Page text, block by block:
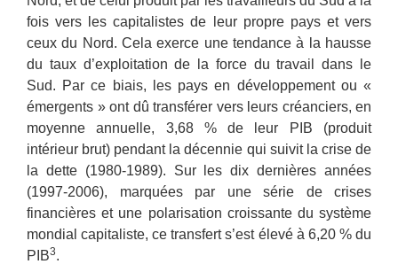
fois vers les capitalistes de leur propre pays et vers
ceux du Nord. Cela exerce une tendance à la hausse
du taux d’exploitation de la force du travail dans le
Sud. Par ce biais, les pays en développement ou «
émergents » ont dû transférer vers leurs créanciers, en
moyenne annuelle, 3,68 % de leur PIB (produit
intérieur brut) pendant la décennie qui suivit la crise de
la dette (1980-1989). Sur les dix dernières années
(1997-2006), marquées par une série de crises
financières et une polarisation croissante du système
mondial capitaliste, ce transfert s’est élevé à 6,20 % du
PIB3.